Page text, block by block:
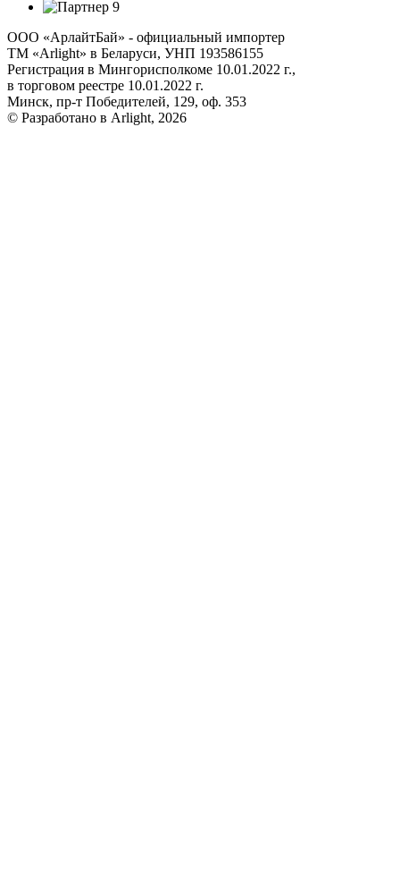
ООО «АрлайтБай» - официальный импортер
ТМ «Arlight» в Беларуси, УНП 193586155
Регистрация в Мингорисполкоме 10.01.2022 г.,
в торговом реестре 10.01.2022 г.
Минск, пр-т Победителей, 129, оф. 353
© Разработано в Arlight, 2026